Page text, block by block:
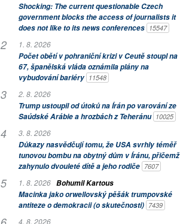
Shocking: The current questionable Czech
government blocks the access of journalists it
does not like to its news conferences 15547
1. 8. 2026
Počet obětí v pohraniční krizi v Ceutě stoupl na
67, španělská vláda oznámila plány na
vybudování bariéry 11548
2. 8. 2026
Trump ustoupil od útoků na Írán po varování ze
Saúdské Arábie a hrozbách z Teheránu 10025
3. 8. 2026
Důkazy nasvědčují tomu, že USA svrhly téměř
tunovou bombu na obytný dům v Íránu, přičemž
zahynulo dvouleté dítě a jeho rodiče 7607
1. 8. 2026 Bohumil Kartous
Macinka jako orwellovský pěšák trumpovské
antiteze o demokracii (o skutečnosti) 7439
4. 8. 2026